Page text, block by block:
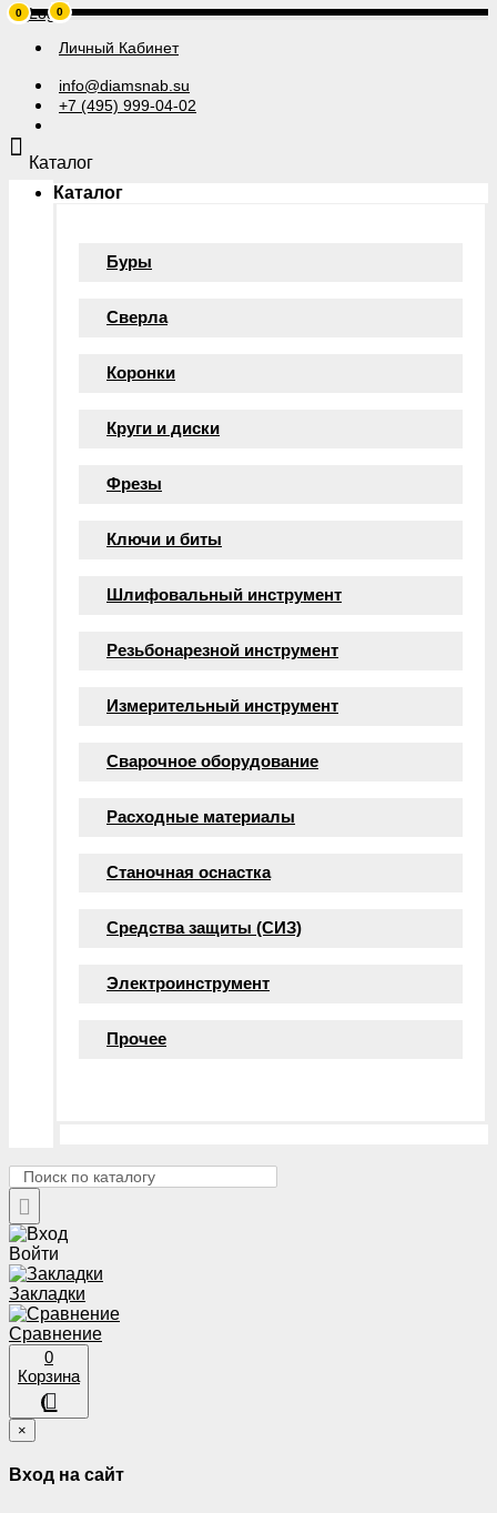
Личный Кабинет
info@diamsnab.su
+7 (495) 999-04-02
0
Каталог
Каталог
Буры
Сверла
Коронки
Круги и диски
Фрезы
Ключи и биты
Шлифовальный инструмент
Резьбонарезной инструмент
Измерительный инструмент
Сварочное оборудование
Расходные материалы
Станочная оснастка
Средства защиты (СИЗ)
Электроинструмент
Прочее
Войти
0
Закладки
Сравнение
0
Корзина
×
Вход на сайт